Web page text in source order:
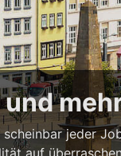
jeder